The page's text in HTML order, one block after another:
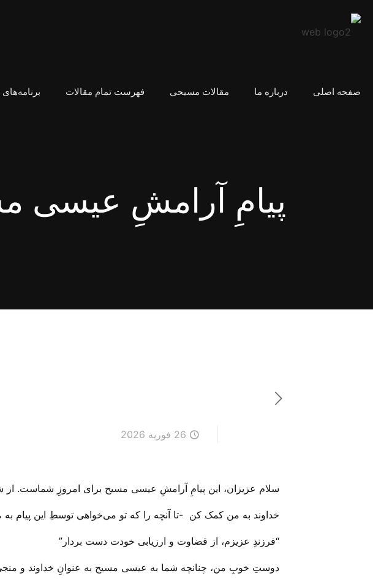
صفحه اصلی درباره ما مقالات مسیحی فهرست تمام مقالات
پیامِ آرامشِ عیسی
26 فوریه 2026
سلام عزیزان، این پیامِ آرامشِ عیسی مسیح برای امروزِ شماست. از
خداوند به من کمک کن -تا آنچه را که تو می‌‌خواهی توسطِ این پیام به
“فرزندِ عزیزم، از قضاوت و ارزیابی خودت دست بردار”
دوستِ خوبِ من، چنانچه شما به عیسی مسیح به عنوانِ خداوند و منجی